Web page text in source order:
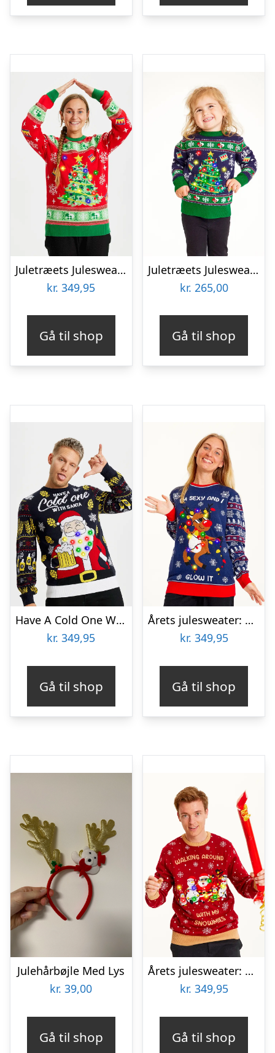
Juletræets Julesweater Rød LED – dame / kvinder
kr. 349,95
Gå til shop
Juletræets Julesweater Navy LED – Børn
kr. 265,00
Gå til shop
Have A Cold One With Santa Julesweater – herre / mænd
kr. 349,95
Gå til shop
Årets julesweater: Sexy And I Glow It Blå – dame / kvinder. Ugly Christmas Sweater lavet i Danmark
kr. 349,95
Gå til shop
Julehårbøjle Med Lys
kr. 39,00
Gå til shop
Årets julesweater: Walking Around With My Snowmies LED – herre / mænd. Ugly Christmas Sweater lavet i Danmark
kr. 349,95
Gå til shop